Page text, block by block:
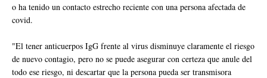
o ha tenido un contacto estrecho reciente con una persona afectada de
covid.
"El tener anticuerpos IgG frente al virus disminuye claramente el riesgo
de nuevo contagio, pero no se puede asegurar con certeza que anule del
todo ese riesgo, ni descartar que la persona pueda ser transmisora